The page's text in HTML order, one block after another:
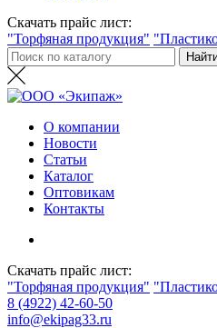
Скачать прайс лист:
"Торфяная продукция"
О компании
Новости
Статьи
Каталог
Оптовикам
Контакты
Скачать прайс лист:
"Торфяная продукция"
8 (4922) 42-60-50
info@ekipag33.ru